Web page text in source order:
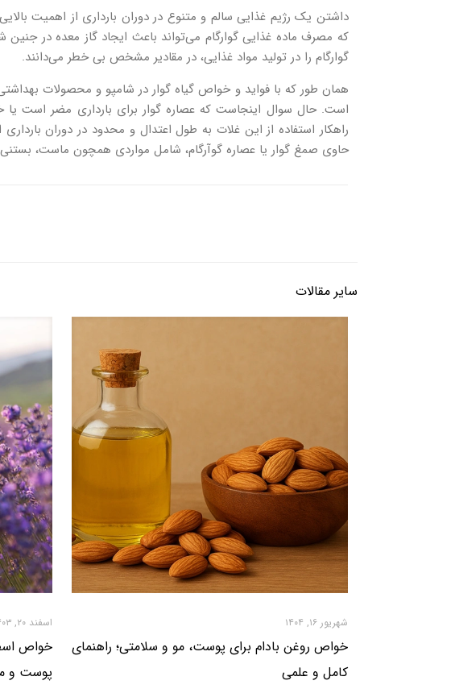
داشتن یک رژیم غذایی سالم و متنوع در دوران بارداری از اهمیت
گوارگام را در تولید مواد غذایی، در مقادیر مشخص بی خطر می‌دانند.
همان طور که با فواید و خواص گیاه گوار در شامپو و محصولات
است. حال سوال اینجاست که عصاره گوار برای بارداری مضر است یا
راهکار استفاده از این غلات به طول اعتدال و محدود در دوران
حاوی صمغ گوار یا عصاره گوآرگام، شامل مواردی همچون ماست،
سایر مقالات
شهریور ۱۶, ۱۴۰۴
خواص روغن بادام برای پوست، مو و سلامتی؛ راهنمای
کامل و علمی
اسفند ۲۰, ۱۴۰۳
خواص
پوست و